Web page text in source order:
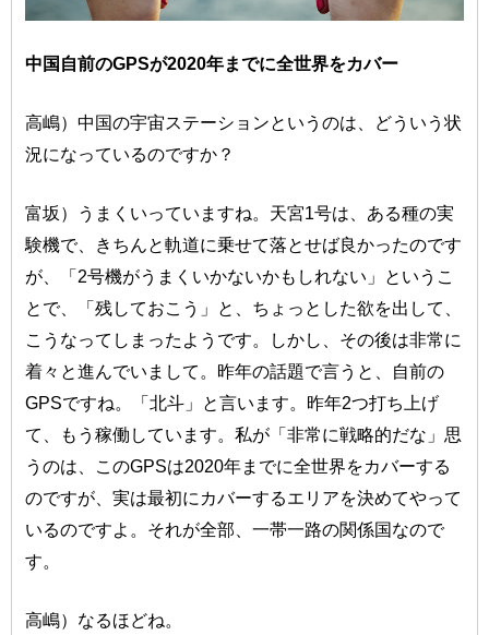
中国自前のGPSが2020年までに全世界をカバー
高嶋）中国の宇宙ステーションというのは、どういう状
況になっているのですか？
富坂）うまくいっていますね。天宮1号は、ある種の実
験機で、きちんと軌道に乗せて落とせば良かったのです
が、「2号機がうまくいかないかもしれない」というこ
とで、「残しておこう」と、ちょっとした欲を出して、
こうなってしまったようです。しかし、その後は非常に
着々と進んでいまして。昨年の話題で言うと、自前の
GPSですね。「北斗」と言います。昨年2つ打ち上げ
て、もう稼働しています。私が「非常に戦略的だな」思
うのは、このGPSは2020年までに全世界をカバーする
のですが、実は最初にカバーするエリアを決めてやって
いるのですよ。それが全部、一帯一路の関係国なので
す。
高嶋）なるほどね。